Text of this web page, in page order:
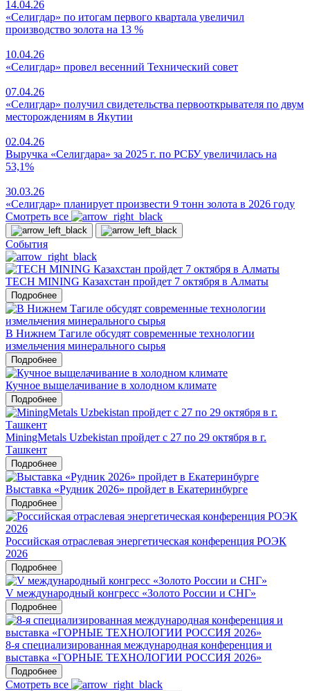
14.04.26
«Селигдар» по итогам первого квартала увеличил
производство золота на 13 %
10.04.26
«Селигдар» провел весенний Технический совет
07.04.26
«Селигдар» получил свидетельства первооткрывателя по двум
месторождениям в Якутии
02.04.26
Выручка «Селигдара» за 2025 г. по РСБУ увеличилась на
53,1%
30.03.26
«Селигдар» планирует произвести 9 тонн золота в 2026 году
Смотреть все
События
TECH MINING Казахстан пройдет 7 октября в Алматы
Подробнее
В Нижнем Тагиле обсудят современные технологии
измельчения минерального сырья
Подробнее
Кучное выщелачивание в холодном климате
Подробнее
MiningMetals Uzbekistan пройдет с 27 по 29 октября в г.
Ташкент
Подробнее
Выставка «Рудник 2026» пройдет в Екатеринбурге
Подробнее
Российская отраслевая энергетическая конференция РОЭК
2026
Подробнее
V международный конгресс «Золото России и СНГ»
Подробнее
8-я специализированная международная конференция и
выставка «ГОРНЫЕ ТЕХНОЛОГИИ РОССИЯ 2026»
Подробнее
Смотреть все